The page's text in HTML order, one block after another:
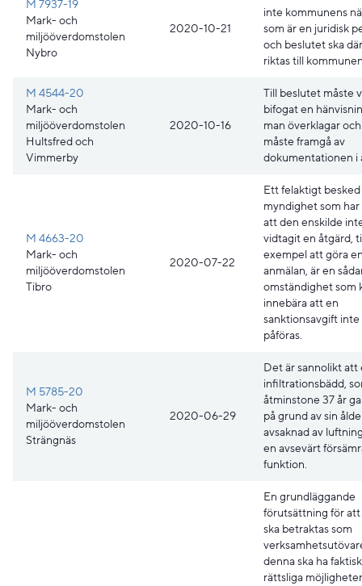
M 7937-19
Mark- och
miljööverdomstolen
Nybro
2020-10-21
inte kommunens
som är en juridisk
och beslutet ska
riktas till
M 4544-20
Mark- och
miljööverdomstolen
Hultsfred och
Vimmerby
2020-10-16
Till beslutet måste
bifogat en
man överklagar
måste framgå av
dokumentationen i
M 4663-20
Mark- och
miljööverdomstolen
Tibro
2020-07-22
Ett felaktigt
myndighet som
att den enskilde
vidtagit en åtgärd,
exempel att göra
anmälan, är en
omständighet som
innebära att en
sanktionsavgift inte
påföras.
M 5785-20
Mark- och
miljööverdomstolen
Strängnäs
2020-06-29
Det är sannolikt att
infiltrationsbädd,
åtminstone 37 år
på grund av sin
avsaknad av
en avsevärt
funktion.
En grundläggande
förutsättning för
ska betraktas som
denna ska ha
rättsliga